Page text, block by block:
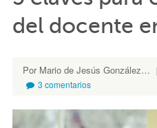
del docente
Por Mario de Jesús González Cano
3 comentarios